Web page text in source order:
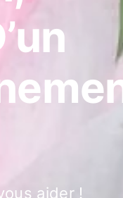
aider !